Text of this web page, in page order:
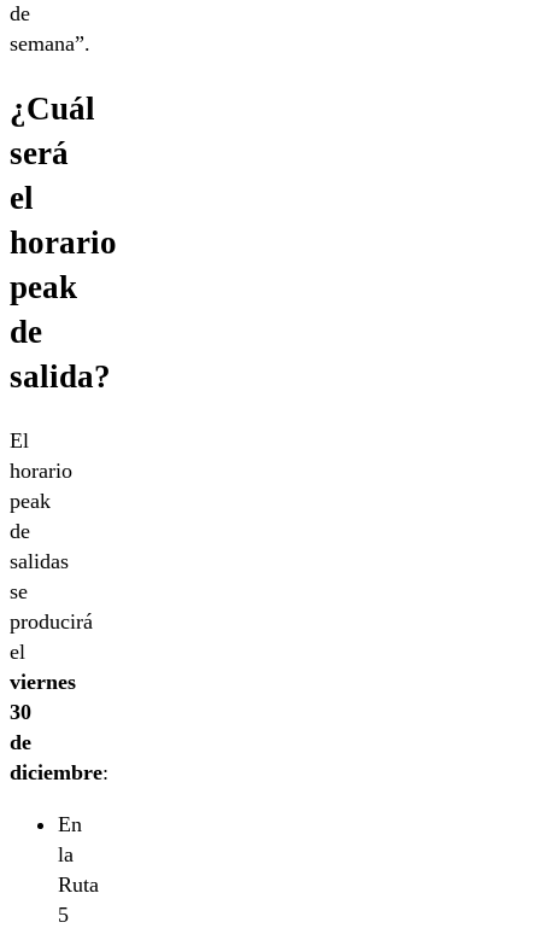
de
semana”.
¿Cuál
será
el
horario
peak
de
salida?
El
horario
peak
de
salidas
se
producirá
el
viernes
30
de
diciembre:
En
la
Ruta
5